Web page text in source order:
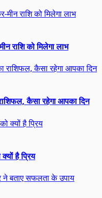
राशि को मिलेगा लाभ
कैसा रहेगा आपका दिन
है प्रिय